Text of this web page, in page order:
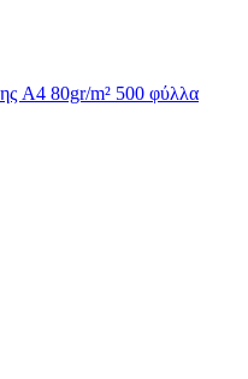
A4 80gr/m² 500 φύλλα